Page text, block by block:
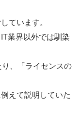
ています。
業界以外では馴染
、「ライセンスの
えて説明していた